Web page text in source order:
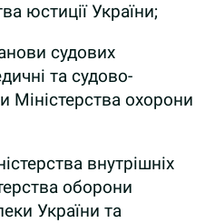
юстиції України;
судових
та судово-
Міністерства охорони
внутрішніх
оборони
України та